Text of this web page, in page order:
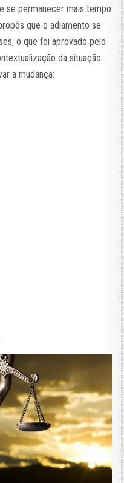
se permanecer mais tempo
que o adiamento se
o que foi aprovado pelo
da situação
a mudança: